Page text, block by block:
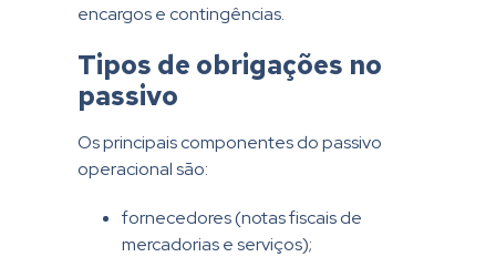
encargos e contingências.
Tipos de obrigações no
passivo
Os principais componentes do passivo
operacional são:
fornecedores (notas fiscais de
mercadorias e serviços);